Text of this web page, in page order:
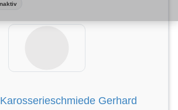
Gerhard